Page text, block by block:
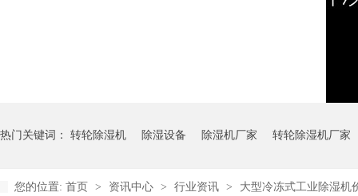
热门关键词： 转轮除湿机 除湿设备 除湿机厂家 转轮除湿机厂家
您的位置: 首页 > 资讯中心 > 行业资讯 > 大型冷冻式工业除湿机